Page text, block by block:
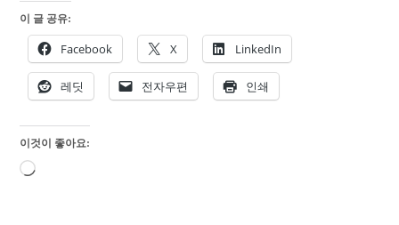
이 글 공유:
Facebook X LinkedIn
레딧 전자우편 인쇄
이것이 좋아요:
로